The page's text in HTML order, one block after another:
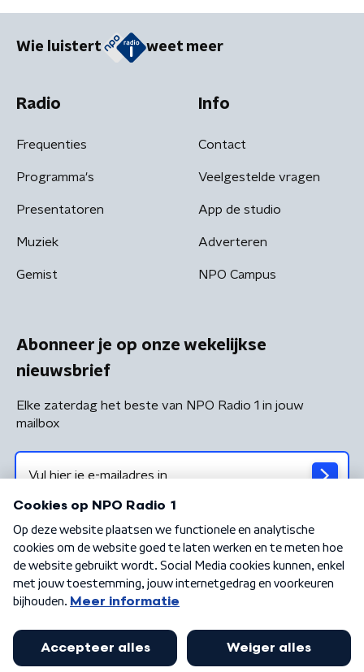
Wie luistert weet meer
Radio
Frequenties
Programma's
Presentatoren
Muziek
Gemist
Info
Contact
Veelgestelde vragen
App de studio
Adverteren
NPO Campus
Abonneer je op onze wekelijkse
nieuwsbrief
Elke zaterdag het beste van NPO Radio 1 in jouw
mailbox
Algemene voorwaarden